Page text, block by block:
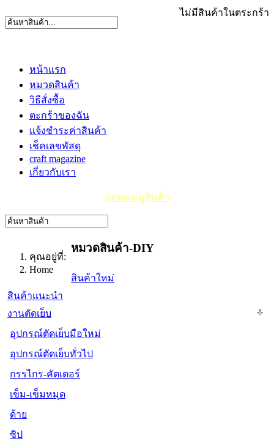
ไม่มีสินค้าในตระกร้า
หน้าแรก
หมวดสินค้า
วิธีสั่งซื้อ
ตะกร้าของฉัน
แจ้งชำระค่าสินค้า
เช็คเลขพัสดุ
craft magazine
เกี่ยวกับเรา
แสดงเมนูสินค้า
คุณอยู่ที่:
Home
หมวดสินค้า-DIY
สินค้าใหม่
สินค้าแนะนำ
งานตัดเย็บ
อุปกรณ์ตัดเย็บมือใหม่
อุปกรณ์ตัดเย็บทั่วไป
กรรไกร-คัตเตอร์
เข็ม-เข็มหมุด
ด้าย
ซิป